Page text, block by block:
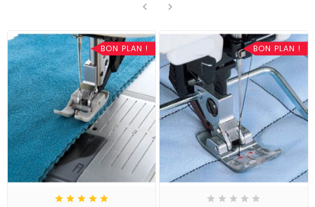
 
BON PLAN !
    
BON PLAN !
    